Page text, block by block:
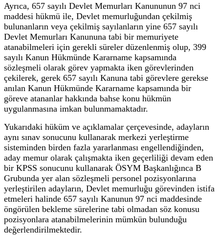
Ayrıca, 657 sayılı Devlet Memurları Kanununun 97 nci
maddesi hükmü ile, Devlet memurluğundan çekilmiş
bulunanların veya çekilmiş sayılanların yine 657 sayılı
Devlet Memurları Kanununa tabi bir memuriyete
atanabilmeleri için gerekli süreler düzenlenmiş olup, 399
sayılı Kanun Hükmünde Kararname kapsamında
sözleşmeli olarak görev yapmakta iken görevlerinden
çekilerek, gerek 657 sayılı Kanuna tabi görevlere gerekse
anılan Kanun Hükmünde Kararname kapsamında bir
göreve atananlar hakkında bahse konu hükmün
uygulanmasına imkan bulunmamaktadır.
Yukarıdaki hüküm ve açıklamalar çerçevesinde, adayların
aynı sınav sonucunu kullanarak merkezi yerleştirme
sisteminden birden fazla yararlanması engellendiğinden,
aday memur olarak çalışmakta iken geçerliliği devam eden
bir KPSS sonucunu kullanarak ÖSYM Başkanlığınca B
Grubunda yer alan sözleşmeli personel pozisyonlarına
yerleştirilen adayların, Devlet memurluğu görevinden istifa
etmeleri halinde 657 sayılı Kanunun 97 nci maddesinde
öngörülen bekleme sürelerine tabi olmadan söz konusu
pozisyonlara atanabilmelerinin mümkün bulunduğu
değerlendirilmektedir.